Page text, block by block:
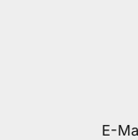
E-